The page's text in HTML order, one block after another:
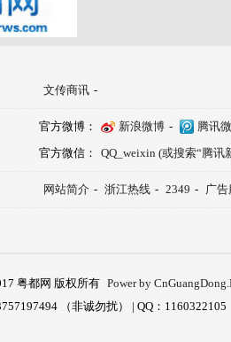
文传商讯 -
官方微博： 新浪微博 -
腾讯
官方微信：
QQ_weixin (或搜索“腾讯
网站简介 - 浙江热线 - 2349 - 广告
粤都网 版权所有 Power by
（非诚勿扰） | QQ：1160322105